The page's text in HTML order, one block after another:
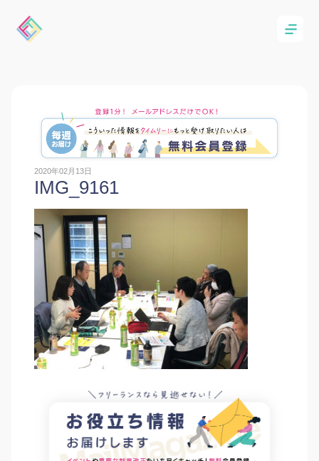
2020年02月13日
IMG_9161